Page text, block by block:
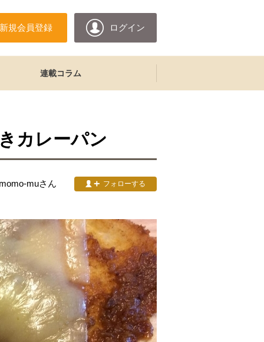
新規会員登録 ログイン
連載コラム
カレーパン
muさん フォローする